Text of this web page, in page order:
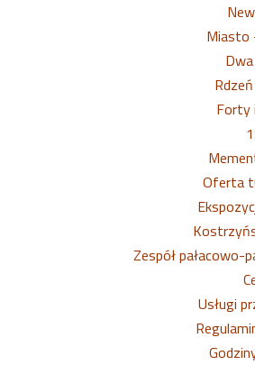
Miasto
Forty
Oferta
Zespół pałacowo-
Usługi